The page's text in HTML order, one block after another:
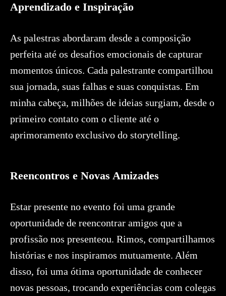
Aprendizado e Inspiração
As palestras abordaram desde a composição
perfeita até os desafios emocionais de capturar
momentos únicos. Cada palestrante compartilhou
sua jornada, suas falhas e suas conquistas. Em
minha cabeça, milhões de ideias surgiam, desde o
primeiro contato com o cliente até o
aprimoramento exclusivo do storytelling.
Reencontros e Novas Amizades
Estar presente no evento foi uma grande
oportunidade de reencontrar amigos que a
profissão nos presenteou. Rimos, compartilhamos
histórias e nos inspiramos mutuamente. Além
disso, foi uma ótima oportunidade de conhecer
novas pessoas, trocando experiências com colegas